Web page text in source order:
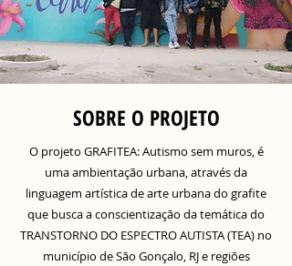
SOBRE O PROJETO
O projeto GRAFITEA: Autismo sem muros, é
uma ambientação urbana, através da
linguagem artística de arte urbana do grafite
que busca a conscientização da temática do
TRANSTORNO DO ESPECTRO AUTISTA (TEA) no
município de São Gonçalo, RJ e regiões